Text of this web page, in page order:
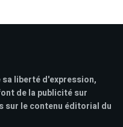
liberté d'expression,
de la publicité sur
sur le contenu éditorial du